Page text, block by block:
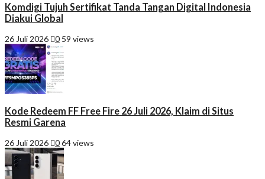
Komdigi Tujuh Sertifikat Tanda Tangan Digital Indonesia
Diakui Global
26 Juli 2026 0 59 views
Kode Redeem FF Free Fire 26 Juli 2026, Klaim di Situs
Resmi Garena
26 Juli 2026 064 views